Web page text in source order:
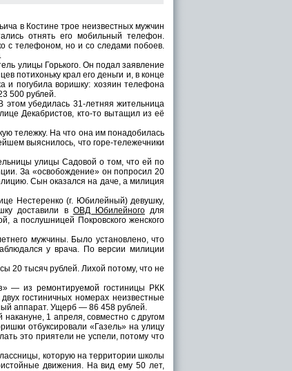
в Костине трое неизвестных мужчин
отнять его мобильный телефон.
с телефоном, но и со следами побоев.
.
улицы Горького. Он подал заявление
потихоньку крал его деньги и, в конце
и погубила воришку: хозяин телефона
500 рублей.
убедилась 31-летняя жительница
Декабристов, кто-то вытащил из её
тележку. На что она им понадобилась
выяснилось, что горе-тележечники
улицы Садовой о том, что ей по
За «освобождение» он попросил 20
Сын оказался на даче, а милиция
Нестеренко (г. Юбилейный) девушку,
доставили в ОВД Юбилейногодля
а послушницей Покровского женского
мужчины. Было установлено, что
у врача. По версии милиции
20 тысяч рублей. Лихой потому, что не
— из ремонтируемой гостиницы РКК
гостиничных номерах неизвестные
аппарат. Ущерб — 86 458 рублей.
1 апреля, совместно с другом
отбуксировали «Газель» на улицу
это приятели не успели, потому что
которую на территории школы
движения. На вид ему 50 лет,